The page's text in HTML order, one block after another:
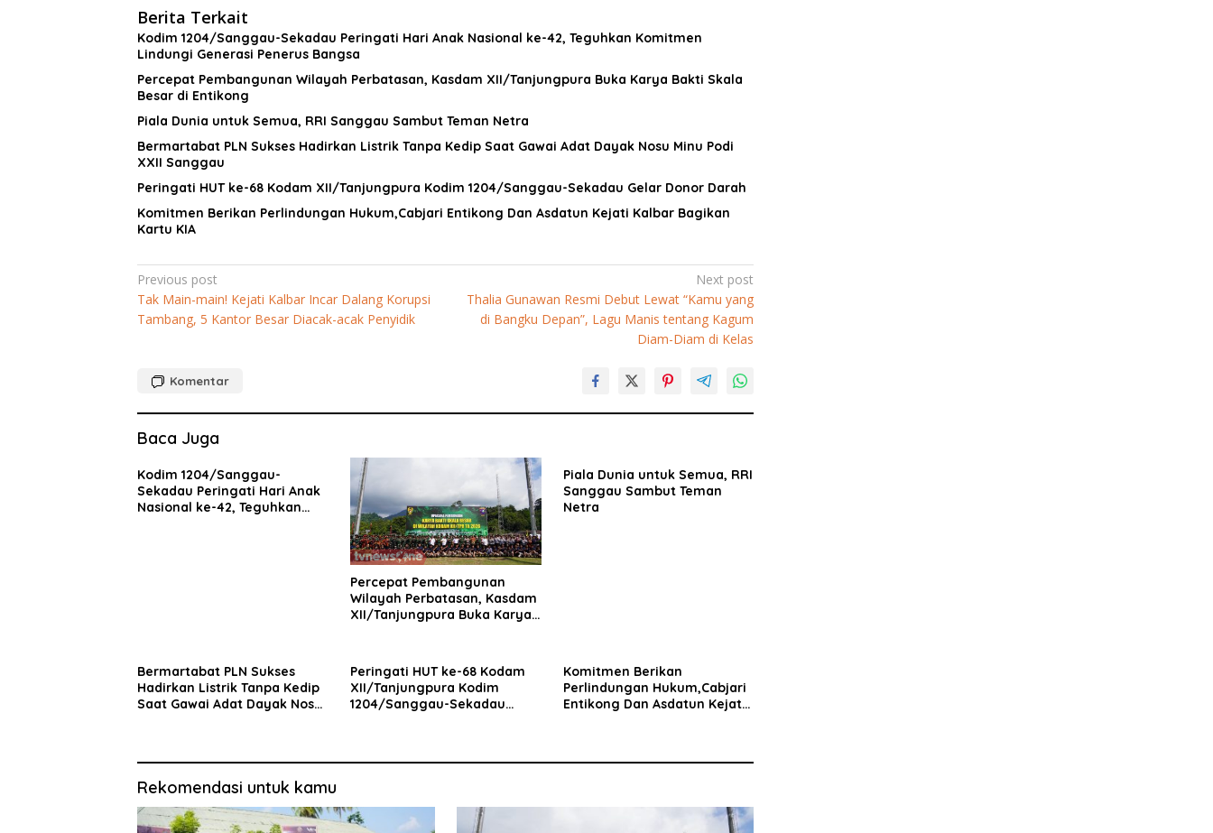
Berita Terkait
Kodim 1204/Sanggau-Sekadau Peringati Hari Anak Nasional ke-42, Teguhkan Komitmen
Lindungi Generasi Penerus Bangsa
Percepat Pembangunan Wilayah Perbatasan, Kasdam XII/Tanjungpura Buka Karya Bakti Skala
Besar di Entikong
Piala Dunia untuk Semua, RRI Sanggau Sambut Teman Netra
Bermartabat PLN Sukses Hadirkan Listrik Tanpa Kedip Saat Gawai Adat Dayak Nosu Minu Podi
XXII Sanggau
Peringati HUT ke-68 Kodam XII/Tanjungpura Kodim 1204/Sanggau-Sekadau Gelar Donor Darah
Komitmen Berikan Perlindungan Hukum,Cabjari Entikong Dan Asdatun Kejati Kalbar Bagikan
Kartu KIA
Navigasi
pos
Previous post
Tak Main-main! Kejati Kalbar Incar Dalang Korupsi
Tambang, 5 Kantor Besar Diacak-acak Penyidik
Next post
Thalia Gunawan Resmi Debut Lewat “Kamu yang
di Bangku Depan”, Lagu Manis tentang Kagum
Diam-Diam di Kelas
Komentar
Baca Juga
Kodim 1204/Sanggau-
Sekadau Peringati Hari Anak
Nasional ke-42, Teguhkan
Percepat Pembangunan
Wilayah Perbatasan, Kasdam
XII/Tanjungpura Buka Karya
Piala Dunia untuk Semua, RRI
Sanggau Sambut Teman
Netra
Bermartabat PLN Sukses
Hadirkan Listrik Tanpa Kedip
Saat Gawai Adat Dayak Nosu
Peringati HUT ke-68 Kodam
XII/Tanjungpura Kodim
1204/Sanggau-Sekadau
Komitmen Berikan
Perlindungan Hukum,Cabjari
Entikong Dan Asdatun Kejati
Rekomendasi untuk kamu